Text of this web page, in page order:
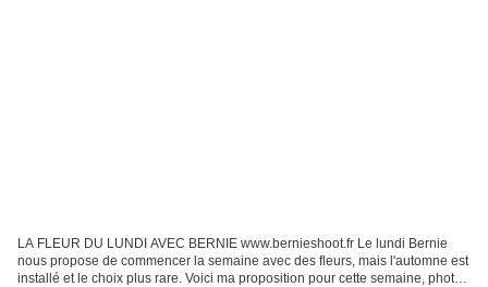
LA FLEUR DU LUNDI AVEC BERNIE www.bernieshoot.fr Le lundi Bernie
nous propose de commencer la semaine avec des fleurs, mais l'automne est
installé et le choix plus rare. Voici ma proposition pour cette semaine, photo